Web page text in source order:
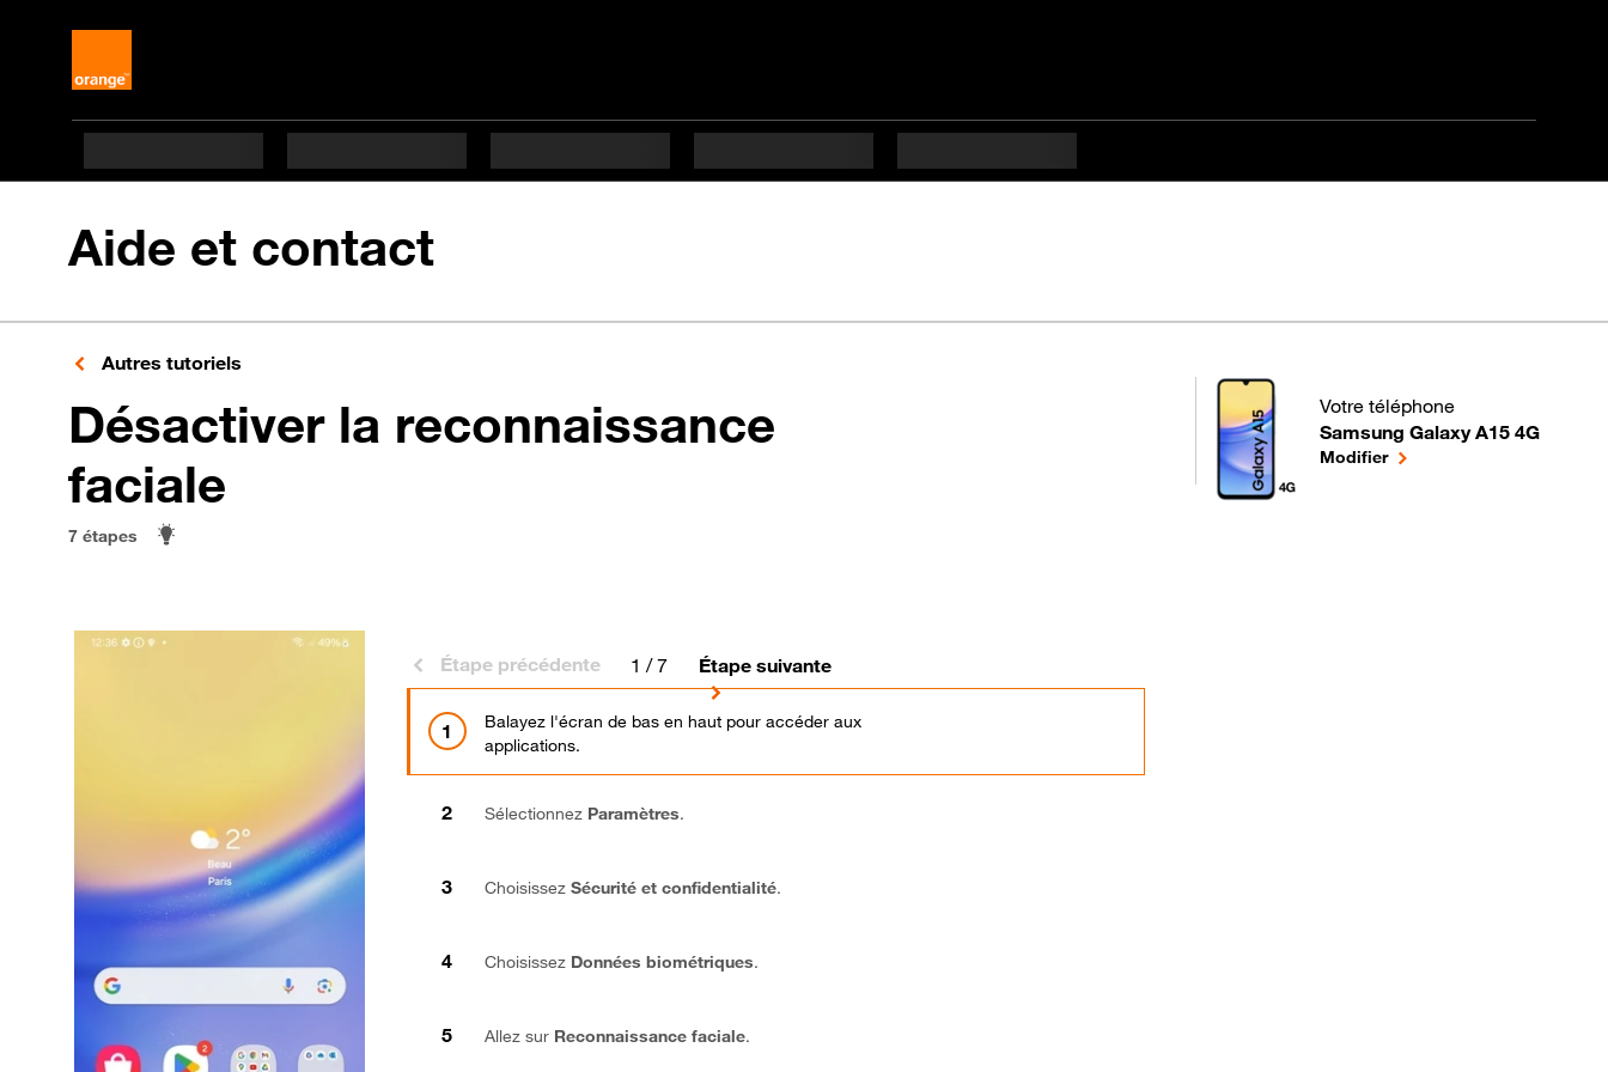
Aide et contact
Autres tutoriels
Désactiver la reconnaissance
faciale
7 étapes
Votre téléphone
Samsung Galaxy A15 4G
pour votre Samsung Galaxy A15
Modifierle téléphone sélectionné
Étape précédente 1 / 7 Étape suivante
Balayez l'écran de bas en haut pour accéder aux
applications.
Sélectionnez Paramètres.
Choisissez Sécurité et confidentialité.
Choisissez Données biométriques.
Allez sur Reconnaissance faciale.